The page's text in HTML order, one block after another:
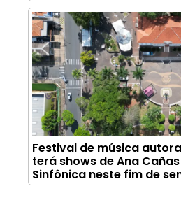
Festival de música
terá shows de Ana
Sinfônica neste fim de